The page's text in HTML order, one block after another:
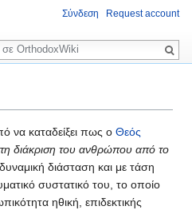
να καταδείξει πως ο Θεός
διάκριση του ανθρώπου από το
διάσταση και με τάση
συστατικό του, το οποίο
ηθική, επιδεκτικής
Σύνδεση Request account